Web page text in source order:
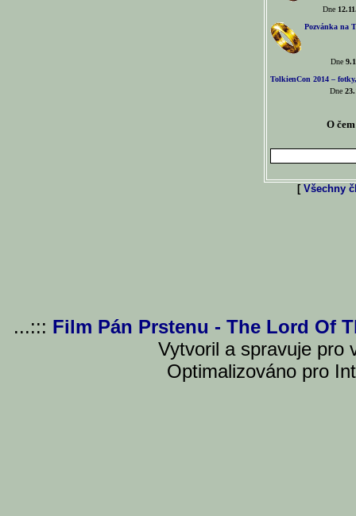
Dne
Pozvánka na
Dne
TolkienCon 2014 –
Dne
O
[ Všechny
...::: Film Pán Prstenu - The Lord Of
Vytvoril a spravuje pro
Optimalizováno pro